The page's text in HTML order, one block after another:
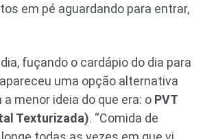
em pé aguardando para entrar,
fuçando o cardápio do dia para
uma opção alternativa
menor ideia do que era: o PVT
Texturizada). “Comida de